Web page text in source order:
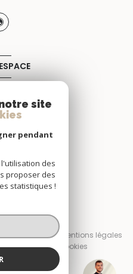
NOUGARET
réservés
Mentions légales
RGPD Cookies
site
pendant
des
proposer des
statistiques !